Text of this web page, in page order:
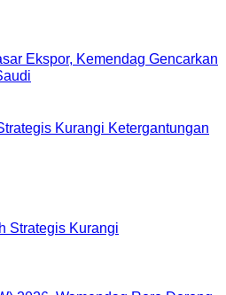
Kurangi Ketergantungan